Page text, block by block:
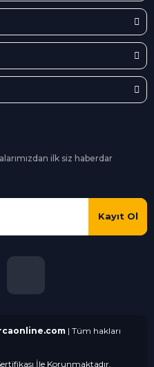
ilk siz haberdar
Kayıt Ol
| Tüm hakları
İle Korunmaktadır.